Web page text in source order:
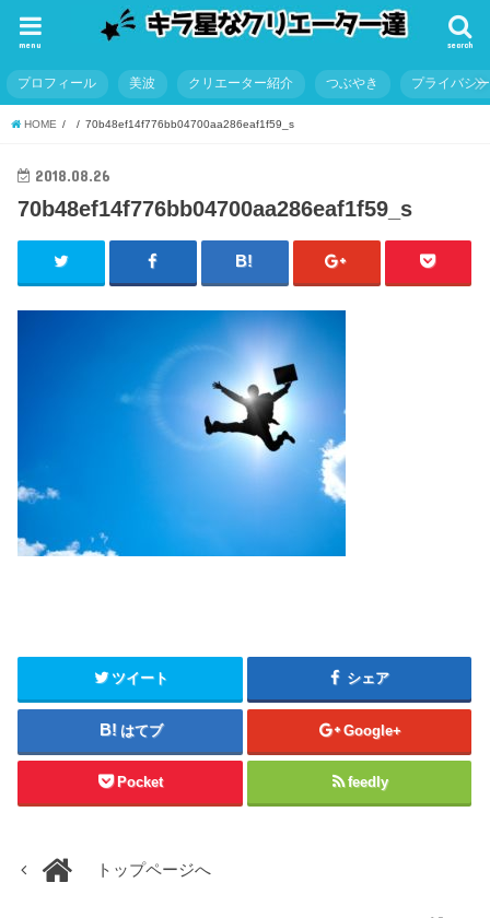
search
menu
プロフィール 美波 クリエーター紹介 つぶやき プライバシ
HOME 70b48ef14f776bb04700aa286eaf1f59_s
2018.08.26
70b48ef14f776bb04700aa286eaf1f59_s
ツイート シェア
はてブ Google+
Pocket feedly
トップページへ